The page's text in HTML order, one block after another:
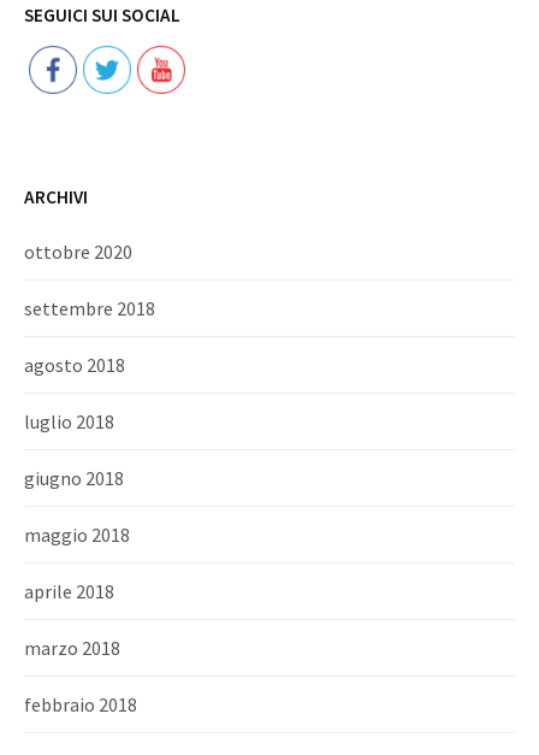
SEGUICI SUI SOCIAL
ARCHIVI
ottobre 2020
settembre 2018
agosto 2018
luglio 2018
giugno 2018
maggio 2018
aprile 2018
marzo 2018
febbraio 2018